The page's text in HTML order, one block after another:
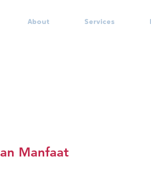
About Services
Manfaat